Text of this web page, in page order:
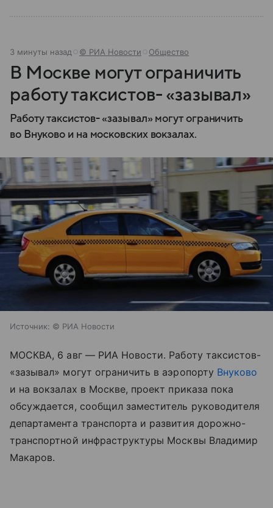
3 минуты назад © РИА Новости Общество
В Москве могут ограничить
работу таксистов- «зазывал»
Работу таксистов- «зазывал» могут ограничить
во Внуково и на московских вокзалах.
Источник: © РИА Новости
МОСКВА, 6 авг — РИА Новости. Работу таксистов-
«зазывал» могут ограничить в аэропорту Внуково
и на вокзалах в Москве, проект приказа пока
обсуждается, сообщил заместитель руководителя
департамента транспорта и развития дорожно-
транспортной инфраструктуры Москвы Владимир
Макаров.